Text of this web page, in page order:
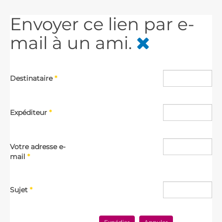
Envoyer ce lien par e-
mail à un ami.
Destinataire*
Expéditeur *
Votre adresse e-
mail *
Sujet *